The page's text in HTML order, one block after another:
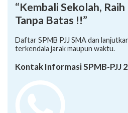
“Kembali Sekolah,
Tanpa Batas !!”
Daftar SPMB PJJ SMA dan
terkendala jarak maupun waktu.
Kontak Informasi SPMB-PJJ